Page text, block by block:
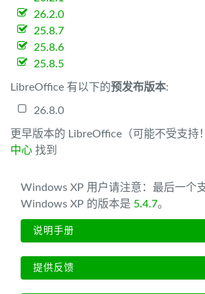
26.2.0
25.8.7
25.8.6
25.8.5
LibreOffice 有以下的预发布版本:
26.8.0
更早版本的 LibreOffice（可能不受支持
中心 找到
Windows XP 用户请注意：最后一个
Windows XP 的版本是 5.4.7。
说明手册
提供反馈